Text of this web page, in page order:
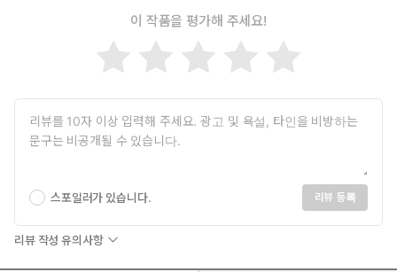
(뉴욕 타임스)를 연상케 한다는 평을 받는 등 다종다양한 매체와
장르를 화학적으로 결합하며 독자에게 압도적인 재미를 선사한
『벼랑 위의 집』의 저자
“셜록 홈즈에 대한 베넷의 판타지적 재해석. 상상력 넘치는 세계
관 구축과 완벽한 속도감으로 독자들을 경이에 휩싸이게 만든
판타지의 세계관을 통해 투영한 국가의 본질과 파시즘,
그리고 공동체 구성원의 권리와 의무에 대한 깊은 성찰
이 작품을 평가해 주세요!
스포일러가 있습니다. 리뷰 등록
리뷰 작성 유의사항